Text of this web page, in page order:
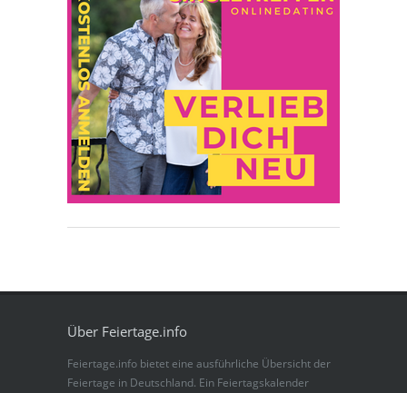
Über Feiertage.info
Feiertage.info bietet eine ausführliche Übersicht der
Feiertage in Deutschland. Ein Feiertagskalender